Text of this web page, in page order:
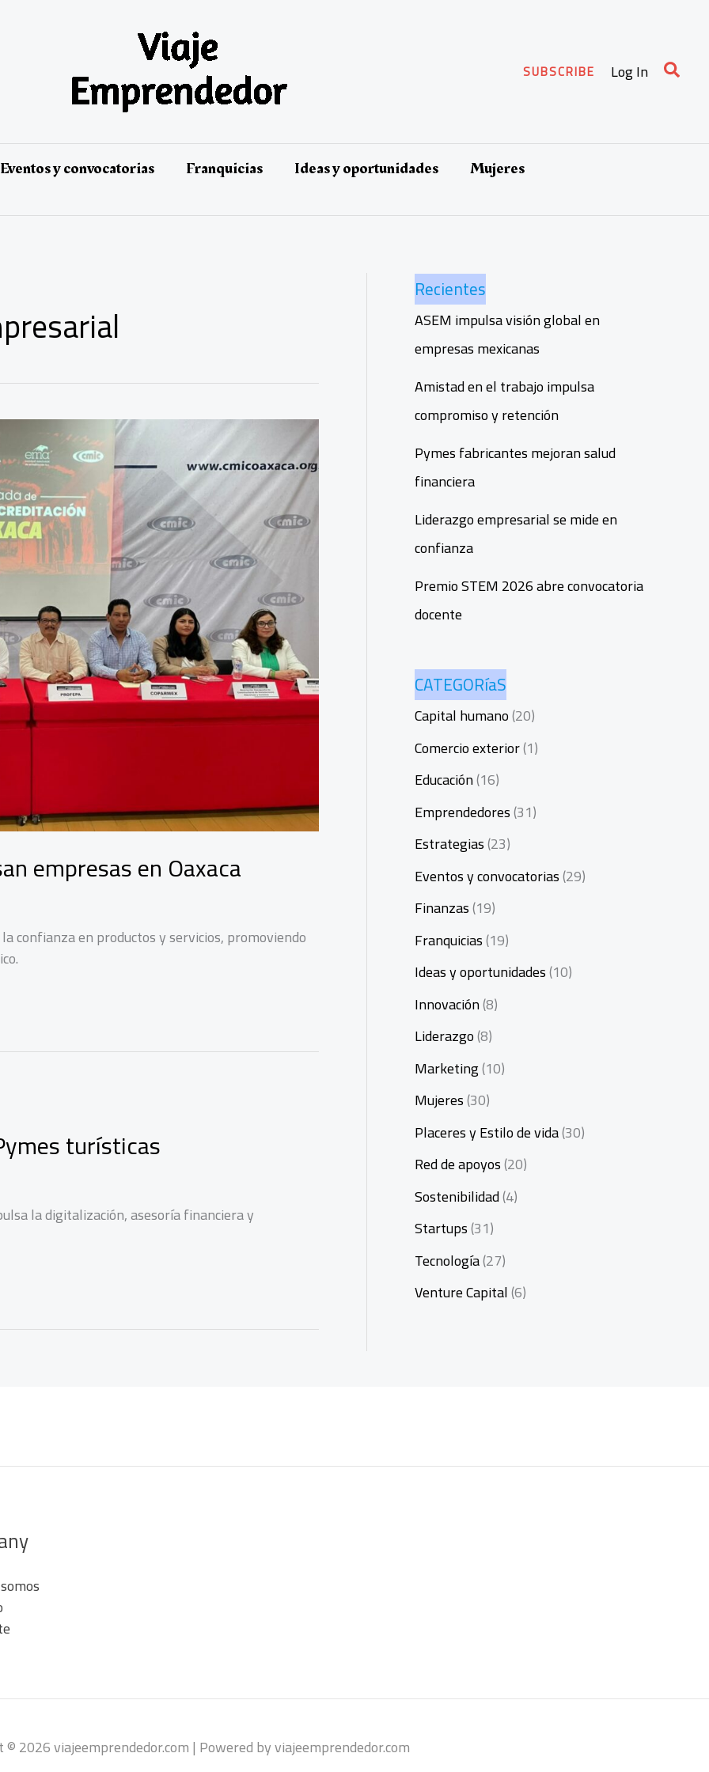
SUBSCRIBE Log In
Eventos y convocatorias Franquicias Ideas y oportunidades
Mujeres
empresas en Oaxaca
confianza en productos y servicios, promoviendo
turísticas
la digitalización, asesoría financiera y
Recientes
ASEM impulsa visión global en
empresas mexicanas
Amistad en el trabajo impulsa
compromiso y retención
Pymes fabricantes mejoran salud
financiera
Liderazgo empresarial se mide en
confianza
Premio STEM 2026 abre convocatoria
docente
CATEGORíaS
Capital humano(20)
Comercio exterior(1)
Educación(16)
Emprendedores(31)
Estrategias(23)
Eventos y convocatorias(29)
Finanzas(19)
Franquicias(19)
Ideas y oportunidades(10)
Innovación(8)
Liderazgo(8)
Marketing(10)
Mujeres(30)
Placeres y Estilo de vida(30)
Red de apoyos(20)
Sostenibilidad(4)
Startups(31)
Tecnología(27)
Venture Capital(6)
2026 viajeemprendedor.com | Powered by viajeemprendedor.com